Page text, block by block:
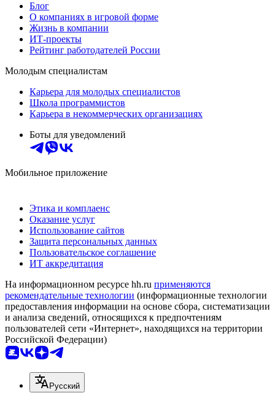
Блог
О компаниях в игровой форме
Жизнь в компании
ИТ-проекты
Рейтинг работодателей России
Молодым специалистам
Карьера для молодых специалистов
Школа программистов
Карьера в некоммерческих организациях
Боты для уведомлений
Мобильное приложение
Этика и комплаенс
Оказание услуг
Использование сайтов
Защита персональных данных
Пользовательское соглашение
ИТ аккредитация
На информационном ресурсе hh.ru применяются
рекомендательные технологии (информационные технологии
предоставления информации на основе сбора, систематизации
и анализа сведений, относящихся к предпочтениям
пользователей сети «Интернет», находящихся на территории
Российской Федерации)
Русский